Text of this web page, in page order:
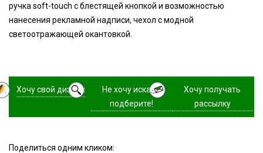
ручка soft-touch с блестящей кнопкой и возможностью
нанесения рекламной надписи, чехол с модной
светоотражающей окантовкой.
Хочу свой дизайн
Не хочу искать,
подберите!
Хочу получать
рассылку
Поделиться одним кликом: